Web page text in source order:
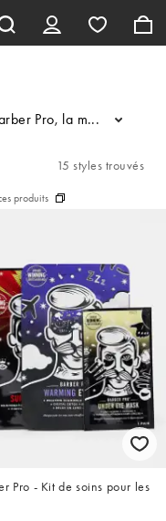
Pro, la marque
...
15 styles trouvés
produits
Pro - Kit de soins pour les